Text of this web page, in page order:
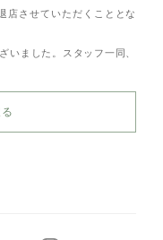
店させていただくこととな
いました。スタッフ一同、